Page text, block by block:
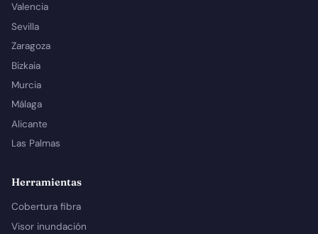
Valencia
Sevilla
Zaragoza
Bizkaia
Murcia
Málaga
Alicante
Las Palmas
Herramientas
Cobertura fibra
Visor inundación